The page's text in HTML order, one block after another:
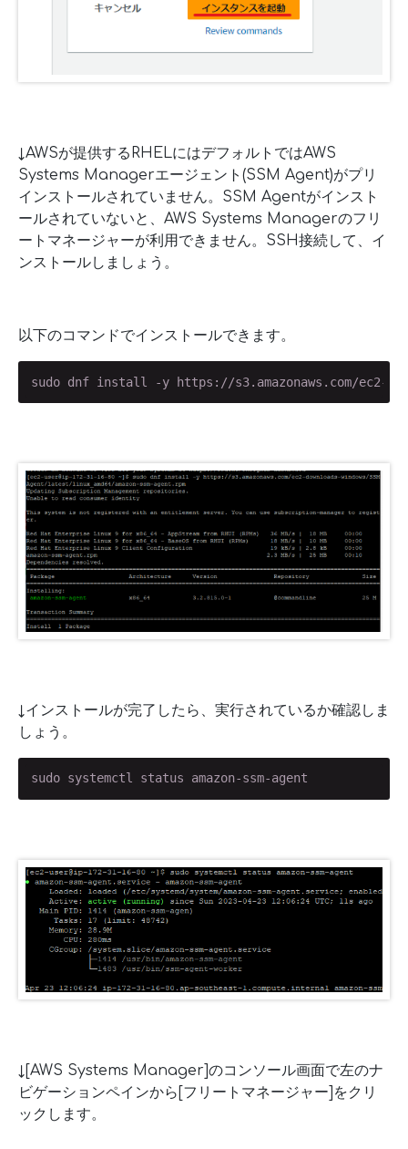
↓AWSが提供するRHELにはデフォルトではAWS
Systems Managerエージェント(SSM Agent)がプリ
インストールされていません。SSM Agentがインスト
ールされていないと、AWS Systems Managerのフリ
ートマネージャーが利用できません。SSH接続して、イ
ンストールしましょう。
以下のコマンドでインストールできます。
sudo dnf install -y https://s3.amazonaws.com/ec2-
↓インストールが完了したら、実行されているか確認しま
しょう。
sudo systemctl status amazon-ssm-agent
↓[AWS Systems Manager]のコンソール画面で左のナ
ビゲーションペインから[フリートマネージャー]をクリ
ックします。